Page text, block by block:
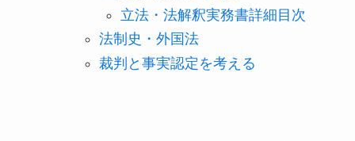
立法・法解釈実務書詳細目次
法制史・外国法
裁判と事実認定を考える